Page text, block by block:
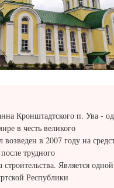
Кронштадтского п. Ува -
в честь великого
в 2007 году на
трудного
Является
Республики